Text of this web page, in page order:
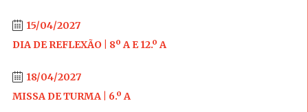
15/04/2027
DIA DE REFLEXÃO | 8º A E 12.º A
18/04/2027
MISSA DE TURMA | 6.º A